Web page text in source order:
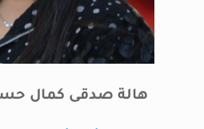
هالة صدقى كمال حسب